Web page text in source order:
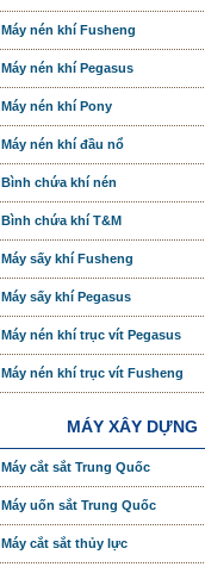
Máy nén khí Fusheng
Máy nén khí Pegasus
Máy nén khí Pony
Máy nén khí đầu nổ
Bình chứa khí nén
Bình chứa khí T&M
Máy sấy khí Fusheng
Máy sấy khí Pegasus
Máy nén khí trục vít Pegasus
Máy nén khí trục vít Fusheng
MÁY XÂY DỰNG
Máy cắt sắt Trung Quốc
Máy uốn sắt Trung Quốc
Máy cắt sắt thủy lực